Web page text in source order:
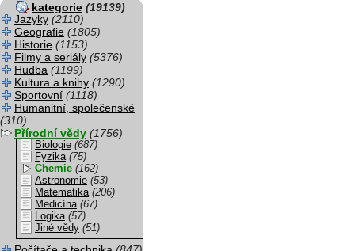
kategorie (19139)
Jazyky (2110)
Geografie (1805)
Historie (1153)
Filmy a seriály (5376)
Hudba (1199)
Kultura a knihy (1290)
Sportovní (1118)
Humanitní, společenské
(310)
Přírodní vědy (1756)
Biologie (687)
Fyzika (75)
Chemie (162)
Astronomie (53)
Matematika (206)
Medicína (67)
Logika (57)
Jiné vědy (51)